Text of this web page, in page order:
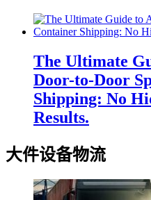
The Ultimate
Door-to-Door
Shipping: No
Results.
大件设备物流